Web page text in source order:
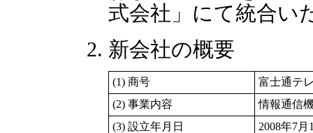
式会社」にて統合い
新会社の概要
(1) 商号
富士通テ
(2) 事業内容
情報通信
(3) 設立年月日
2008年7月